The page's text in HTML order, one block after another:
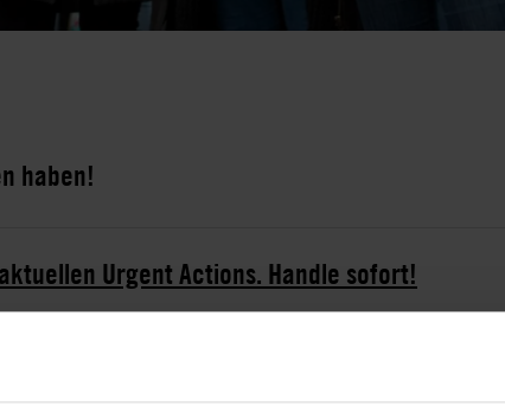
haben!
Urgent Actions. Handle sofort!